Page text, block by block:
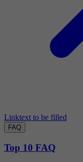
Linktext to be filled
FAQ
Top 10 FAQ